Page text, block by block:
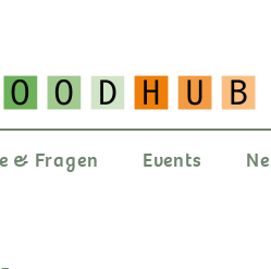
& Fragen Events